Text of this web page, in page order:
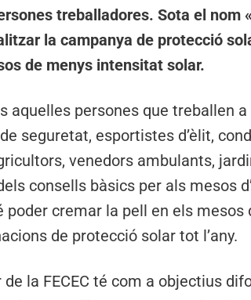
treballadores. Sota el nom
la campanya de protecció
de menys intensitat solar.
aquelles persones que treballen a
seguretat, esportistes d’èlit,
venedors ambulants,
consells bàsics per als mesos
cremar la pell en els mesos
de protecció solar tot l’any.
la FECEC té com a objectius